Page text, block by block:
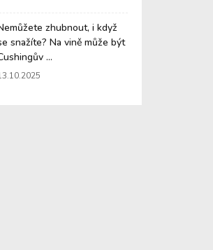
zhubnout, i když
snažíte? Na vině může být
...